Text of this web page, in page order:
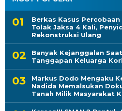
Berkas Kasus Percobaan
Tolak Jaksa 4 Kali,
Rekonstruksi Ulang
Banyak Kejanggalan
Tanggapan Keluarga
Markus Dodo Mengaku
Nadida Memalsukan
Tanah Milik Masyarakat